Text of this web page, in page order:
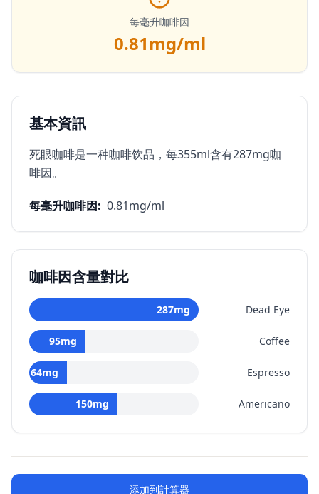
每毫升咖啡因
0.81mg/ml
基本資訊
死眼咖啡是一种咖啡饮品，每355ml含有287mg咖
啡因。
每毫升咖啡因: 0.81mg/ml
咖啡因含量對比
287mg Dead Eye
95mg Coffee
64mg Espresso
150mg Americano
添加到計算器